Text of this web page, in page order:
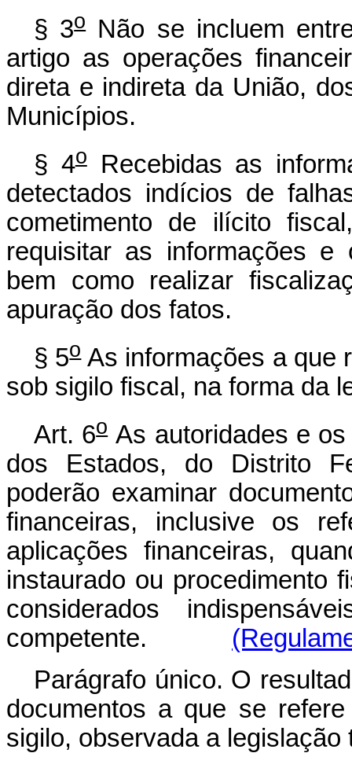
§ 3oNão se incluem
artigo as operações
direta e indireta da União,
Municípios.
§ 4oRecebidas as
detectados indícios de
cometimento de ilícito
requisitar as informações e
bem como realizar
apuração dos fatos.
§ 5oAs informações a que
sob sigilo fiscal, na forma da
Art. 6o As autoridades e
dos Estados, do Distrito
poderão examinar
financeiras, inclusive os
aplicações financeiras,
instaurado ou procedimento
considerados
competente.
Parágrafo único. O
documentos a que se
sigilo, observada a legislação